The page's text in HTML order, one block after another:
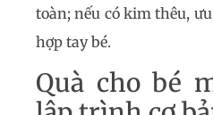
toàn; nếu có kim thêu,
hợp tay bé.
Quà cho bé